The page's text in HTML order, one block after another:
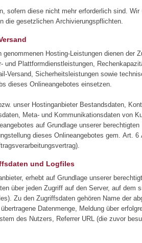
sofern diese nicht mehr erforderlich sind.
die gesetzlichen Archivierungspflichten.
genommenen Hosting-Leistungen dienen der
und Plattformdienstleistungen,
Versand, Sicherheitsleistungen sowie
dieses Onlineangebotes einsetzen.
unser Hostinganbieter Bestandsdaten,
Meta- und Kommunikationsdaten von
auf Grundlage unserer
dieses Onlineangebotes gem. Art.
und Logfiles
erhebt auf Grundlage unserer
über jeden Zugriff auf den Server, auf dem
Zu den Zugriffsdaten gehören Name der
Datenmenge, Meldung über
des Nutzers, Referrer URL (die zuvor